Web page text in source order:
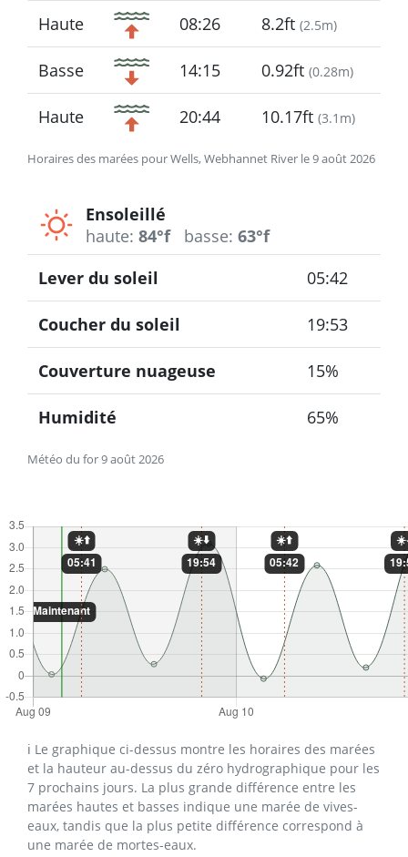
Horaires des marées pour Wells, Webhannet River le 9 août 2026
Haute 08:26 8.2ft (2.5m)
Basse 14:15 0.92ft (0.28m)
Haute 20:44 10.17ft (3.1m)
Ensoleillé
haute: 84°f basse: 63°f
Météo du for 9 août 2026
Lever du soleil 05:42
Coucher du soleil 19:53
Couverture nuageuse 15%
Humidité 65%
ℹ️ Le graphique ci-dessus montre les horaires des marées
et la hauteur au-dessus du zéro hydrographique pour les
7 prochains jours. La plus grande différence entre les
marées hautes et basses indique une marée de vives-
eaux, tandis que la plus petite différence correspond à
une marée de mortes-eaux.